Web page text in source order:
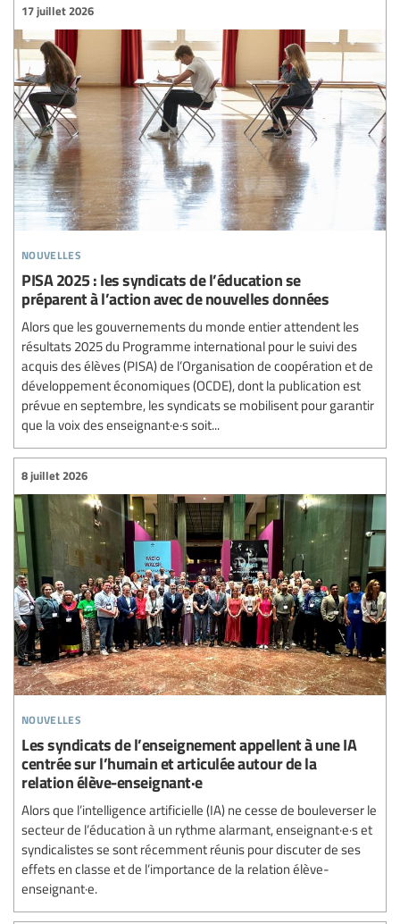
nouvelles
17 juillet 2026
PISA 2025 : les syndicats de l’éducation se
préparent à l’action avec de nouvelles données
Alors que les gouvernements du monde entier attendent les
résultats 2025 du Programme international pour le suivi des
acquis des élèves (PISA) de l’Organisation de coopération et de
développement économiques (OCDE), dont la publication est
prévue en septembre, les syndicats se mobilisent pour garantir
que la voix des enseignant·e·s soit...
nouvelles
8 juillet 2026
Les syndicats de l’enseignement appellent à une IA
centrée sur l’humain et articulée autour de la
relation élève-enseignant·e
Alors que l’intelligence artificielle (IA) ne cesse de bouleverser le
secteur de l’éducation à un rythme alarmant, enseignant·e·s et
syndicalistes se sont récemment réunis pour discuter de ses
effets en classe et de l’importance de la relation élève-
enseignant·e.